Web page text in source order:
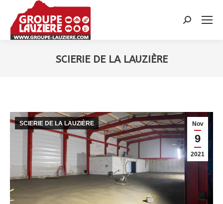
Recherche
SCIERIE DE LA LAUZIÈRE
Nov
9
2021
SCIERIE DE LA LAUZIÈRE